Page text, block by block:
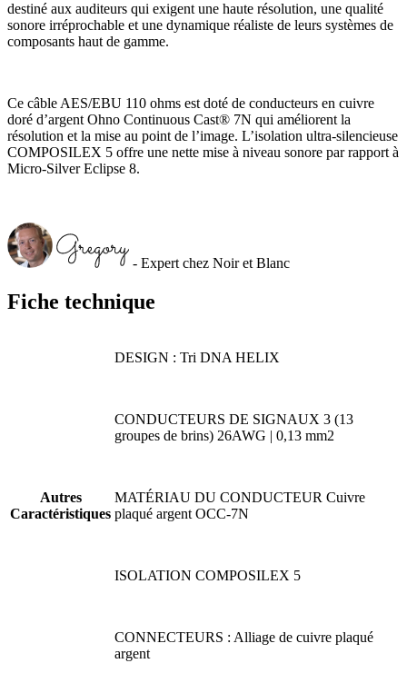
Fiche technique
Autres
Caractéristiques
DESIGN : Tri DNA HELIX
CONDUCTEURS DE SIGNAUX 3 (13
groupes de brins) 26AWG | 0,13 mm2
MATÉRIAU DU CONDUCTEUR Cuivre
plaqué argent OCC-7N
ISOLATION COMPOSILEX 5
CONNECTEURS : Alliage de cuivre plaqué
argent
destiné aux auditeurs qui exigent une haute résolution, une qualité
sonore irréprochable et une dynamique réaliste de leurs systèmes de
composants haut de gamme.
Ce câble AES/EBU 110 ohms est doté de conducteurs en cuivre
doré d’argent Ohno Continuous Cast® 7N qui améliorent la
résolution et la mise au point de l’image. L’isolation ultra-silencieuse
COMPOSILEX 5 offre une nette mise à niveau sonore par rapport à
Micro-Silver Eclipse 8.
- Expert chez Noir et Blanc